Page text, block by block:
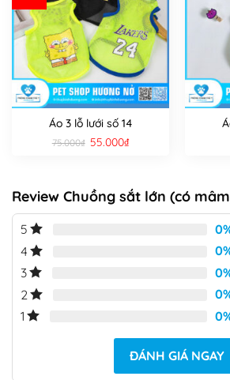
Áo 3 lỗ lưới số 14
75.000₫ Giá
gốc
55.000₫Giá
hiện
Review Chuồng sắt lớn (có
5
4
3
2
1
ĐÁNH GIÁ NGAY